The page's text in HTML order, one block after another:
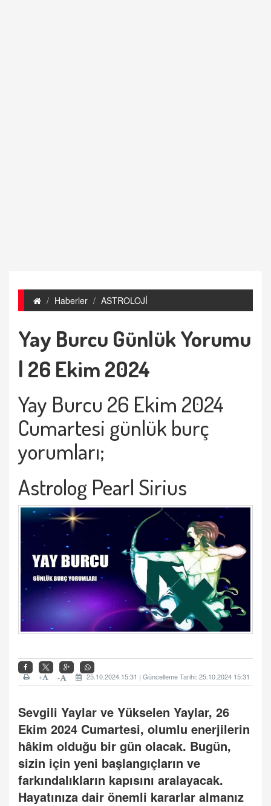
Haberler ASTROLOJİ
Yay Burcu Günlük Yorumu
| 26 Ekim 2024
Yay Burcu 26 Ekim 2024
Cumartesi günlük burç
yorumları;
Astrolog Pearl Sirius
25.10.2024 15:31 | Güncelleme Tarihi: 25.10.2024 15:31
-
+
Sevgili Yaylar ve Yükselen Yaylar, 26
Ekim 2024 Cumartesi, olumlu enerjilerin
hâkim olduğu bir gün olacak. Bugün,
sizin için yeni başlangıçların ve
farkındalıkların kapısını aralayacak.
Hayatınıza dair önemli kararlar almanız